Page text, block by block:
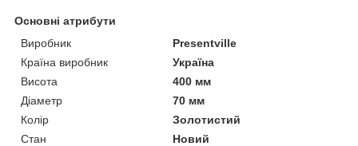
Основні атрибути
Виробник
Presentville
Країна виробник
Україна
Висота
400 мм
Діаметр
70 мм
Колір
Золотистий
Стан
Новий